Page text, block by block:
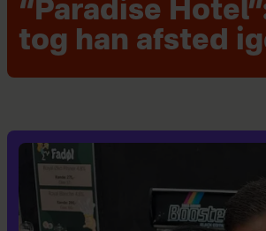
“Paradise
tog han afsted